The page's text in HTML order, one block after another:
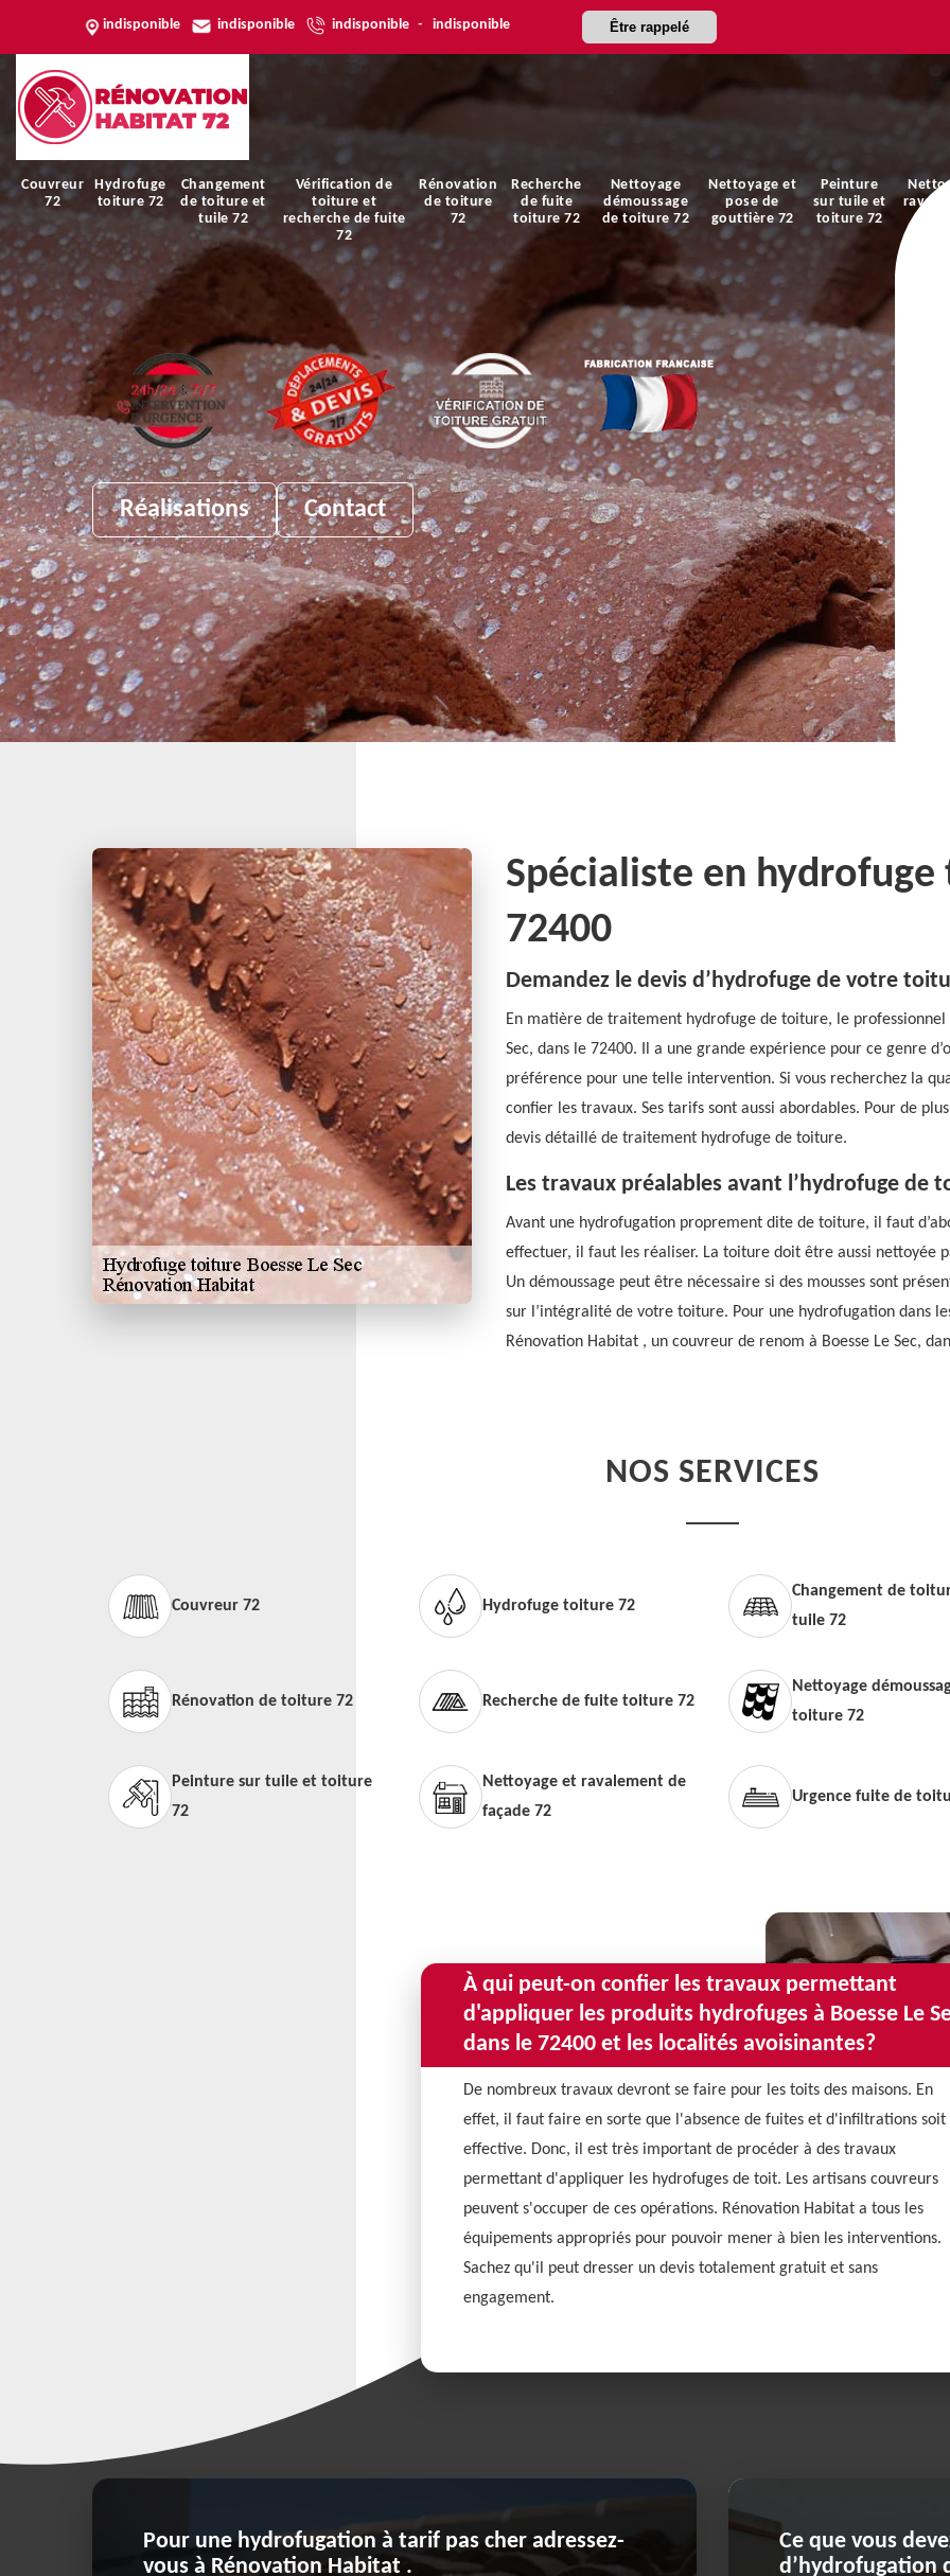
indisponible indisponible indisponible - indisponible Être rappelé
Couvreur
72
Hydrofuge
toiture 72
Changement
de toiture et
tuile 72
Vérification de
toiture et
recherche de fuite
72
Rénovation
de toiture
72
Recherche
de fuite
toiture 72
Nettoyage
démoussage
de toiture 72
Nettoyage et
pose de
gouttière 72
Peinture
sur tuile et
toiture 72
Réalisations Contact
Spécialiste en hydrofuge
72400
Demandez le devis d’hydrofuge de votre
En matière de traitement hydrofuge de toiture, le
Sec, dans le 72400. Il a une grande expérience pour ce genre
préférence pour une telle intervention. Si vous recherchez la
confier les travaux. Ses tarifs sont aussi abordables. Pour de
devis détaillé de traitement hydrofuge de toiture.
Les travaux préalables avant l’hydrofuge de
Avant une hydrofugation proprement dite de toiture, il faut
effectuer, il faut les réaliser. La toiture doit être aussi
Un démoussage peut être nécessaire si des mousses sont
sur l’intégralité de votre toiture. Pour une hydrofugation dans
Rénovation Habitat , un couvreur de renom à Boesse Le Sec,
NOS SERVICES
Couvreur 72 Hydrofuge toiture 72
Changement de
tuile 72
Rénovation de toiture 72 Recherche de fuite toiture 72
Nettoyage
toiture 72
Peinture sur tuile et toiture
72
Nettoyage et ravalement de
façade 72
Urgence fuite de
À qui peut-on confier les travaux permettant
d'appliquer les produits hydrofuges à Boesse Le
dans le 72400 et les localités avoisinantes?
De nombreux travaux devront se faire pour les toits des maisons. En
effet, il faut faire en sorte que l'absence de fuites et d'infiltrations soit
effective. Donc, il est très important de procéder à des travaux
permettant d'appliquer les hydrofuges de toit. Les artisans couvreurs
peuvent s'occuper de ces opérations. Rénovation Habitat a tous les
équipements appropriés pour pouvoir mener à bien les interventions.
Sachez qu'il peut dresser un devis totalement gratuit et sans
engagement.
Pour une hydrofugation à tarif pas cher adressez-
vous à Rénovation Habitat .
Ce que vous
d’hydrofugation